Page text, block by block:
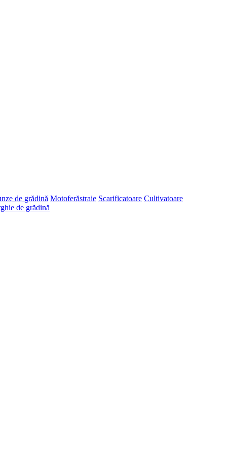
de grădină Motoferăstraie Scarificatoare Cultivatoare
de grădină